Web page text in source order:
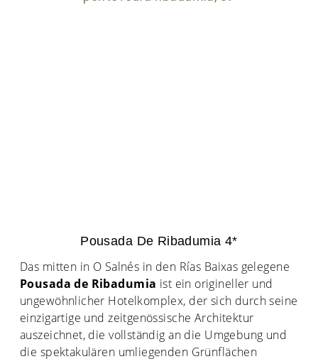
Pousada De Ribadumia 4*
Das mitten in O Salnés in den Rías Baixas gelegene
Pousada de Ribadumia ist ein origineller und
ungewöhnlicher Hotelkomplex, der sich durch seine
einzigartige und zeitgenössische Architektur
auszeichnet, die vollständig an die Umgebung und
die spektakulären umliegenden Grünflächen